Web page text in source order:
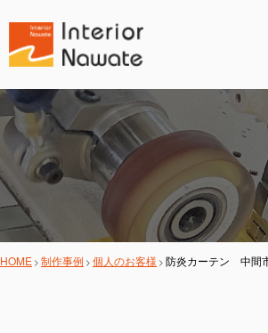
HOME 制作事例 個人のお客様 防炎カーテン 中間